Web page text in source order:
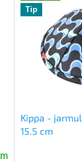
Tip
Kippa -
15.5 cm